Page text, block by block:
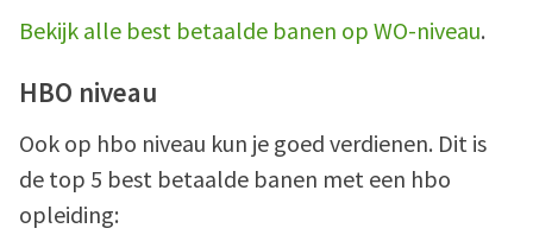
Bekijk alle best betaalde banen op WO-niveau.
HBO niveau
Ook op hbo niveau kun je goed verdienen. Dit is
de top 5 best betaalde banen met een hbo
opleiding: